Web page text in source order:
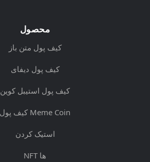
محصول
کیف پول متن باز
کیف پول دیفای
کیف پول استیبل کوین
کیف پول Meme Coin
استیک کردن
NFT ها